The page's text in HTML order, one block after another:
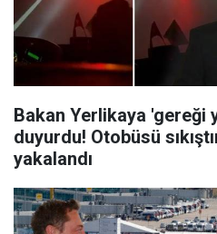
Bakan Yerlikaya 'gereği
duyurdu! Otobüsü
yakalandı